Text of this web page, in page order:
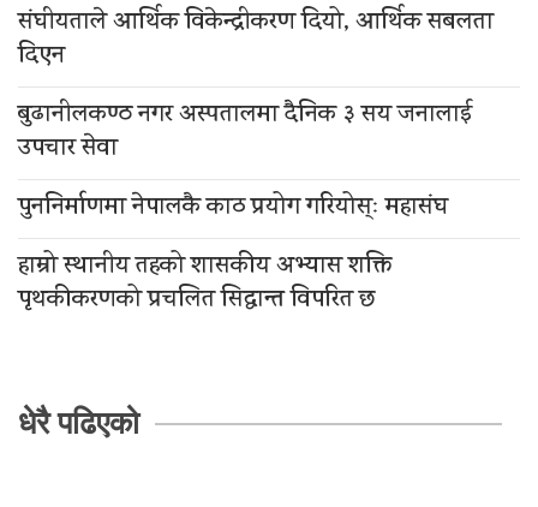
संघीयताले आर्थिक विकेन्द्रीकरण दियो, आर्थिक सबलता
दिएन
बुढानीलकण्ठ नगर अस्पतालमा दैनिक ३ सय जनालाई
उपचार सेवा
पुननिर्माणमा नेपालकै काठ प्रयोग गरियोस्ः महासंघ
हाम्रो स्थानीय तहको शासकीय अभ्यास शक्ति
पृथकीकरणको प्रचलित सिद्धान्त विपरित छ
धेरै पढिएको